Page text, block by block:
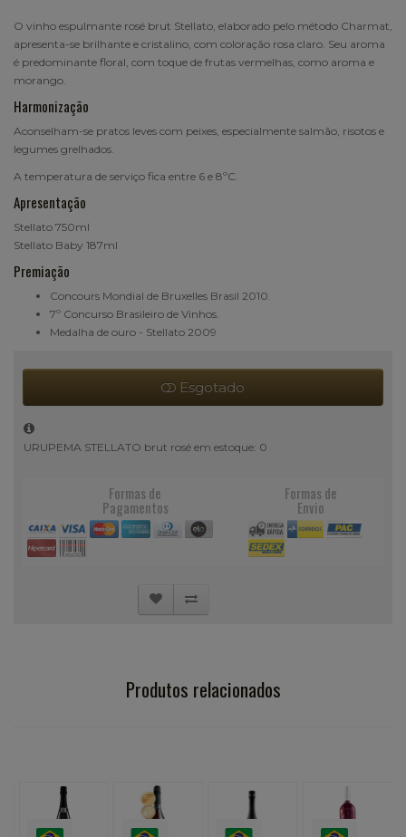
O vinho espulmante rosé brut Stellato, elaborado pelo método Charmat,
apresenta-se brilhante e cristalino, com coloração rosa claro. Seu aroma
é predominante floral, com toque de frutas vermelhas, como aroma e
morango.
Harmonização
Aconselham-se pratos leves com peixes, especialmente salmão, risotos e
legumes grelhados.
A temperatura de serviço fica entre 6 e 8ºC.
Apresentação
Stellato 750ml
Stellato Baby 187ml
Premiação
Concours Mondial de Bruxelles Brasil 2010.
7º Concurso Brasileiro de Vinhos.
Medalha de ouro - Stellato 2009
Esgotado
URUPEMA STELLATO brut rosé em estoque: 0
Formas de
Pagamentos
Formas de
Envio
Produtos relacionados